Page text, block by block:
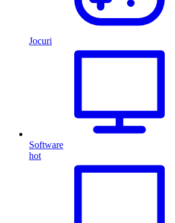
Jocuri
Software
hot